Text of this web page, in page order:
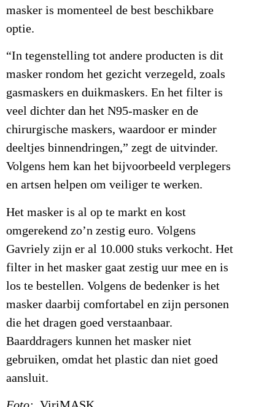
masker is momenteel de best beschikbare
optie.
“In tegenstelling tot andere producten is dit
masker rondom het gezicht verzegeld, zoals
gasmaskers en duikmaskers. En het filter is
veel dichter dan het N95-masker en de
chirurgische maskers, waardoor er minder
deeltjes binnendringen,” zegt de uitvinder.
Volgens hem kan het bijvoorbeeld verplegers
en artsen helpen om veiliger te werken.
Het masker is al op te markt en kost
omgerekend zo’n zestig euro. Volgens
Gavriely zijn er al 10.000 stuks verkocht. Het
filter in het masker gaat zestig uur mee en is
los te bestellen. Volgens de bedenker is het
masker daarbij comfortabel en zijn personen
die het dragen goed verstaanbaar.
Baarddragers kunnen het masker niet
gebruiken, omdat het plastic dan niet goed
aansluit.